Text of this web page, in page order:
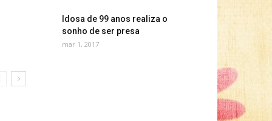
Idosa de 99 anos realiza o
sonho de ser presa
mar 1, 2017